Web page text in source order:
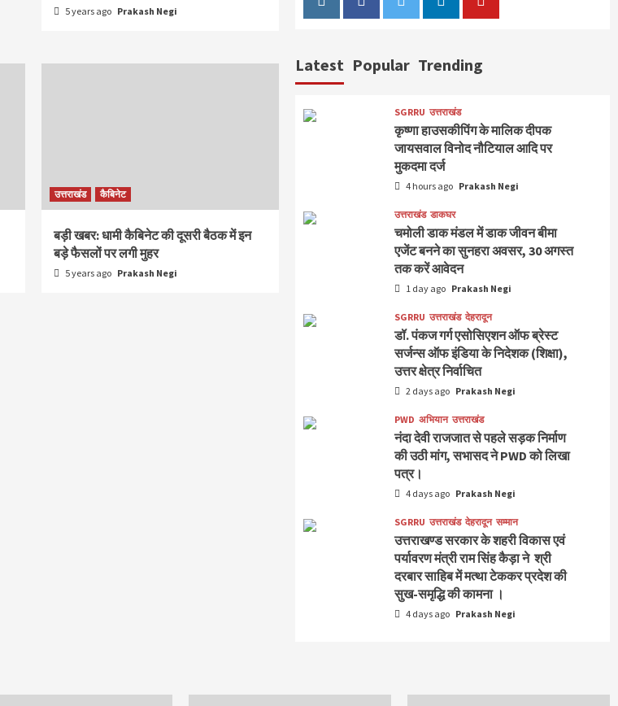
5 years ago Prakash Negi
उत्तराखंड कैबिनेट
बड़ी खबर: धामी कैबिनेट की दूसरी बैठक में इन
बड़े फैसलों पर लगी मुहर
5 years ago Prakash Negi
InstagramFacebookTwitterLinkedinYoutube
Latest Popular Trending
SGRRU उत्तराखंड
कृष्णा हाउसकीपिंग के मालिक दीपक
जायसवाल विनोद नौटियाल आदि पर
मुकदमा दर्ज
4 hours ago Prakash Negi
उत्तराखंड डाकघर
चमोली डाक मंडल में डाक जीवन बीमा
एजेंट बनने का सुनहरा अवसर, 30 अगस्त
तक करें आवेदन
1 day ago Prakash Negi
SGRRU उत्तराखंड देहरादून
डॉ. पंकज गर्ग एसोसिएशन ऑफ ब्रेस्ट
सर्जन्स ऑफ इंडिया के निदेशक (शिक्षा),
उत्तर क्षेत्र निर्वाचित
2 days ago Prakash Negi
PWD अभियान उत्तराखंड
नंदा देवी राजजात से पहले सड़क निर्माण
की उठी मांग, सभासद ने PWD को लिखा
पत्र।
4 days ago Prakash Negi
SGRRU उत्तराखंड देहरादून सम्मान
उत्तराखण्ड सरकार के शहरी विकास एवं
पर्यावरण मंत्री राम सिंह कैड़ा ने श्री
दरबार साहिब में मत्था टेककर प्रदेश की
सुख-समृद्धि की कामना ।
4 days ago Prakash Negi